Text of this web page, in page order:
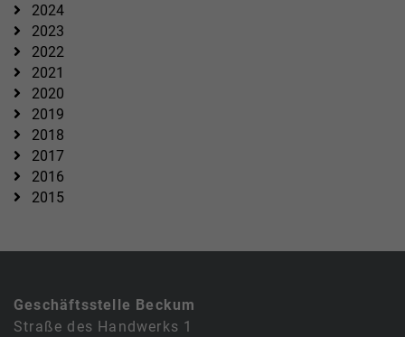
2024
2023
2022
2021
2020
2019
2018
2017
2016
2015
Geschäftsstelle Beckum
Straße des Handwerks 1